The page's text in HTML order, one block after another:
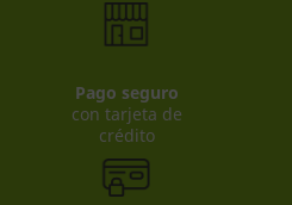
Pago seguro
con tarjeta de
crédito